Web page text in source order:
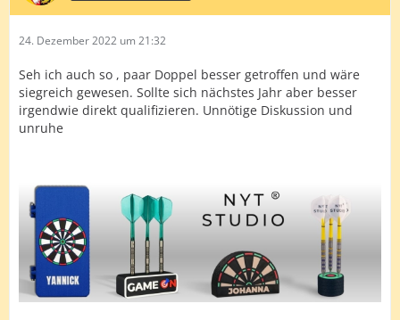
24. Dezember 2022 um 21:32
Seh ich auch so , paar Doppel besser getroffen und wäre
siegreich gewesen. Sollte sich nächstes Jahr aber besser
irgendwie direkt qualifizieren. Unnötige Diskussion und
unruhe